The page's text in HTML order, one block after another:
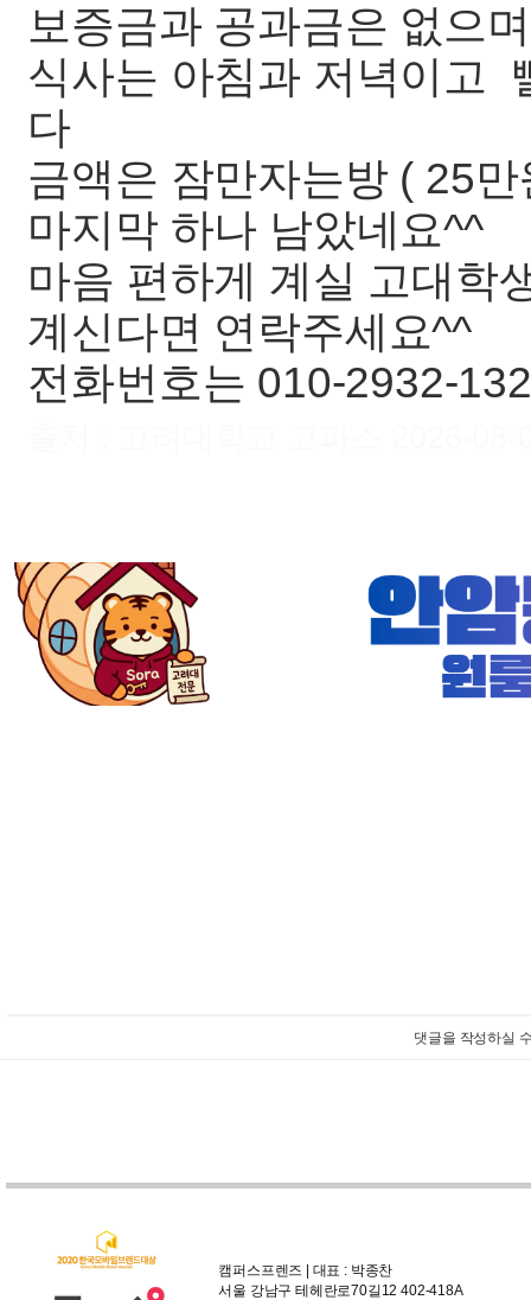
보증금과 공과금은 없으며
식사는 아침과 저녁이고
다
금액은 잠만자는방 ( 25
마지막 하나 남았네요^^
마음 편하게 계실 고대학
계신다면 연락주세요^^
전화번호는 010-2932-
댓글을 작성하실
캠퍼스프렌즈 | 대표 : 박종찬
서울 강남구 테헤란로70길12 402-418A